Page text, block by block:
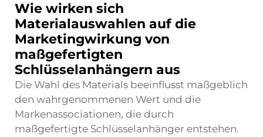
Wie wirken sich
Materialauswahlen auf die
Marketingwirkung von
maßgefertigten
Schlüsselanhängern aus
Die Wahl des Materials beeinflusst maßgeblich
den wahrgenommenen Wert und die
Markenassociationen, die durch
maßgefertigte Schlüsselanhänger entstehen.